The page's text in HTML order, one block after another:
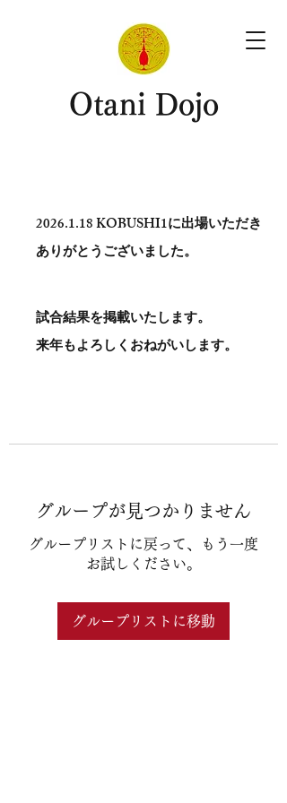
​Otani Dojo
2026.1.18KOBUSHI1に出場いただき
ありがとう​ございました。
試合結果を掲載いたします。
​来年もよろしくおねがいします。
グループが見つかりません
グループリストに戻って、もう一度
お試しください。
グループリストに移動